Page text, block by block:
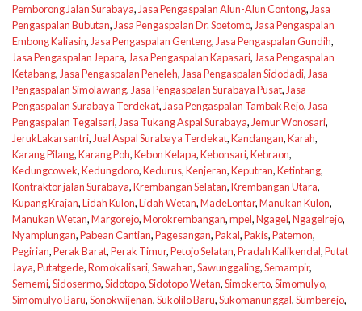
Pemborong Jalan Surabaya, Jasa Pengaspalan Alun-Alun Contong, Jasa
Pengaspalan Bubutan, Jasa Pengaspalan Dr. Soetomo, Jasa Pengaspalan
Embong Kaliasin, Jasa Pengaspalan Genteng, Jasa Pengaspalan Gundih,
Jasa Pengaspalan Jepara, Jasa Pengaspalan Kapasari, Jasa Pengaspalan
Ketabang, Jasa Pengaspalan Peneleh, Jasa Pengaspalan Sidodadi, Jasa
Pengaspalan Simolawang, Jasa Pengaspalan Surabaya Pusat, Jasa
Pengaspalan Surabaya Terdekat, Jasa Pengaspalan Tambak Rejo, Jasa
Pengaspalan Tegalsari, Jasa Tukang Aspal Surabaya, Jemur Wonosari,
JerukLakarsantri, Jual Aspal Surabaya Terdekat,Kandangan,Karah,
Karang Pilang,Karang Poh,Kebon Kelapa,Kebonsari,Kebraon,
Kedungcowek,Kedungdoro,Kedurus,Kenjeran,Keputran,Ketintang,
Kontraktor jalan Surabaya,Krembangan Selatan,Krembangan Utara,
Kupang Krajan,Lidah Kulon,Lidah Wetan,MadeLontar,Manukan Kulon,
Manukan Wetan,Margorejo,Morokrembangan,mpel,Ngagel,Ngagelrejo,
Nyamplungan,Pabean Cantian,Pagesangan,Pakal,Pakis,Patemon,
Pegirian,Perak Barat,Perak Timur,Petojo Selatan,Pradah Kalikendal,Putat
Jaya,Putatgede,Romokalisari,Sawahan,Sawunggaling,Semampir,
Sememi,Sidosermo,Sidotopo,Sidotopo Wetan,Simokerto,Simomulyo,
Simomulyo Baru,Sonokwijenan,Sukolilo Baru,Sukomanunggal,Sumberejo,